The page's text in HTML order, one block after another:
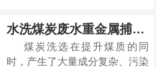
否有一种更安全、更彻底、更环
保的解决方案？ 答案是肯定
的。新一代植物...
水洗煤炭废水重金属捕捉剂
煤炭洗选在提升煤质的同
时，产生了大量成分复杂、污染